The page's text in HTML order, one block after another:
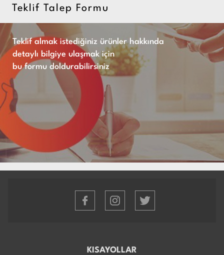
Teklif Talep Formu
Teklif almak istediğiniz ürünler hakkında
detaylı bilgiye ulaşmak için
bu formu doldurabilirsiniz
KISAYOLLAR